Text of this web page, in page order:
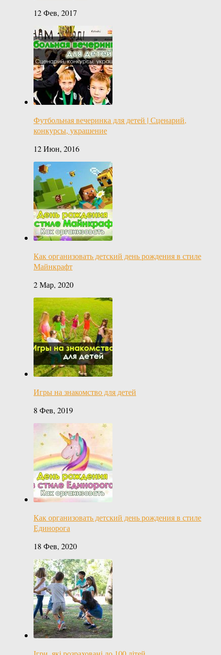
12 Фев, 2017
Футбольная вечеринка для детей | Сценарий,
конкурсы, украшение
12 Июн, 2016
Как организовать детский день рождения в стиле
Майнкрафт
2 Мар, 2020
Игры на знакомство для детей
8 Фев, 2019
Как организовать детский день рождения в стиле
Единорога
18 Фев, 2020